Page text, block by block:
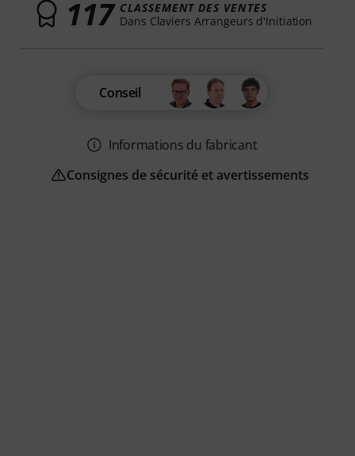
117 CLASSEMENT DES VENTES
Dans Claviers Arrangeurs d'Initiation
Conseil
Informations du fabricant
Consignes de sécurité et avertissements